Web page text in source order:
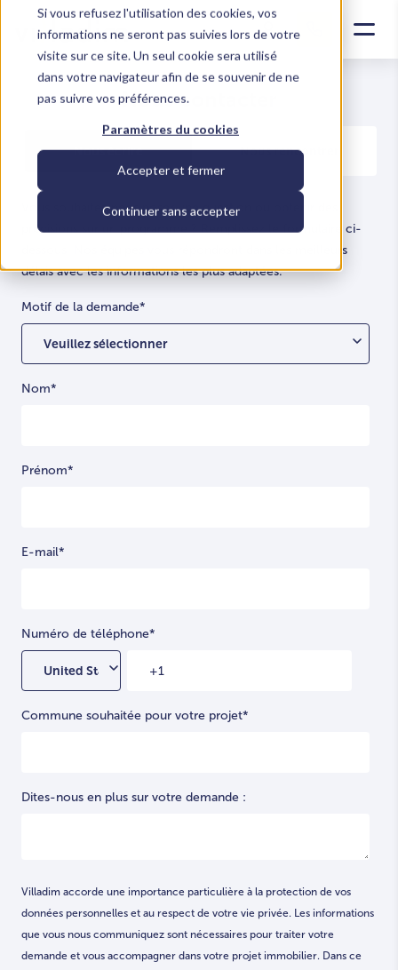
Si vous refusez l'utilisation des cookies, vos
informations ne seront pas suivies lors de votre
visite sur ce site. Un seul cookie sera utilisé
dans votre navigateur afin de se souvenir de ne
pas suivre vos préférences.
Paramètres du cookies
Accepter et fermer
Continuer sans accepter
Nous contacter
Nous écrire Nous rencontrer
Vous souhaitez nous poser une question ou obtenir des
précisions sur un programme ? Remplissez le formulaire ci-
dessous. Nos équipes vous répondront dans les meilleurs
délais avec les informations les plus adaptées.
Motif de la demande*
Nom*
Prénom*
E-mail*
Numéro de téléphone*
Commune souhaitée pour votre projet*
Dites-nous en plus sur votre demande :
Villadim accorde une importance particulière à la protection de vos
données personnelles et au respect de votre vie privée. Les informations
que vous nous communiquez sont nécessaires pour traiter votre
demande et vous accompagner dans votre projet immobilier. Dans ce